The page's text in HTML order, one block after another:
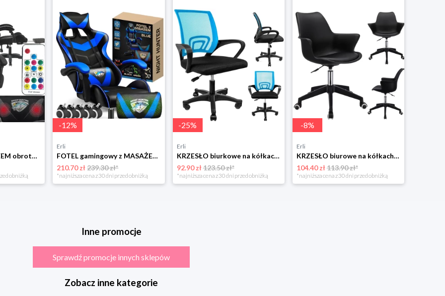
Fotel LED z MASAŻEM obrotowy TKANINA gamingowy KOMPUTEROWY gracza PODNÓŻEK!
obniżką
-12%
Erli
FOTEL gamingowy z MASAŻEM pleców KOMPUTEROWY OBROTOWY dla gracza!
210.70 zł239.30 zł*
*najniższa cena z 30 dni przed obniżką
-25%
Erli
KRZESŁO biurkowe na kółkach OBROTOWE do biurka fotel SMART biurowy JUMI
92.90 zł123.50 zł*
*najniższa cena z 30 dni przed obniżką
-8%
Erli
KRZESŁO biurowe na kółkach OBROTOWE biura fotel INEZ profilowany JUMIhome
104.40 zł113.90 zł*
*najniższa cena z 30 dni przed obniżką
Inne promocje
Sprawdź promocje innych sklepów
Zobacz inne kategorie